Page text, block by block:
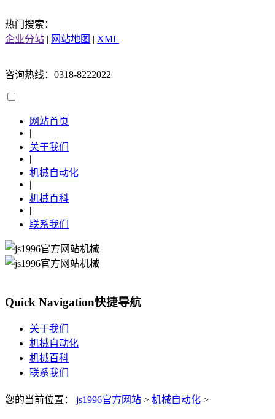
热门搜索：
企业分站 | 网站地图 | XML
咨询热线：0318-8222022
网站首页
|
关于我们
|
机械自动化
|
机械百科
|
联系我们
Quick Navigation快捷导航
关于我们
机械自动化
机械百科
联系我们
您的当前位置： js1996官方网站 > 机械自动化 >